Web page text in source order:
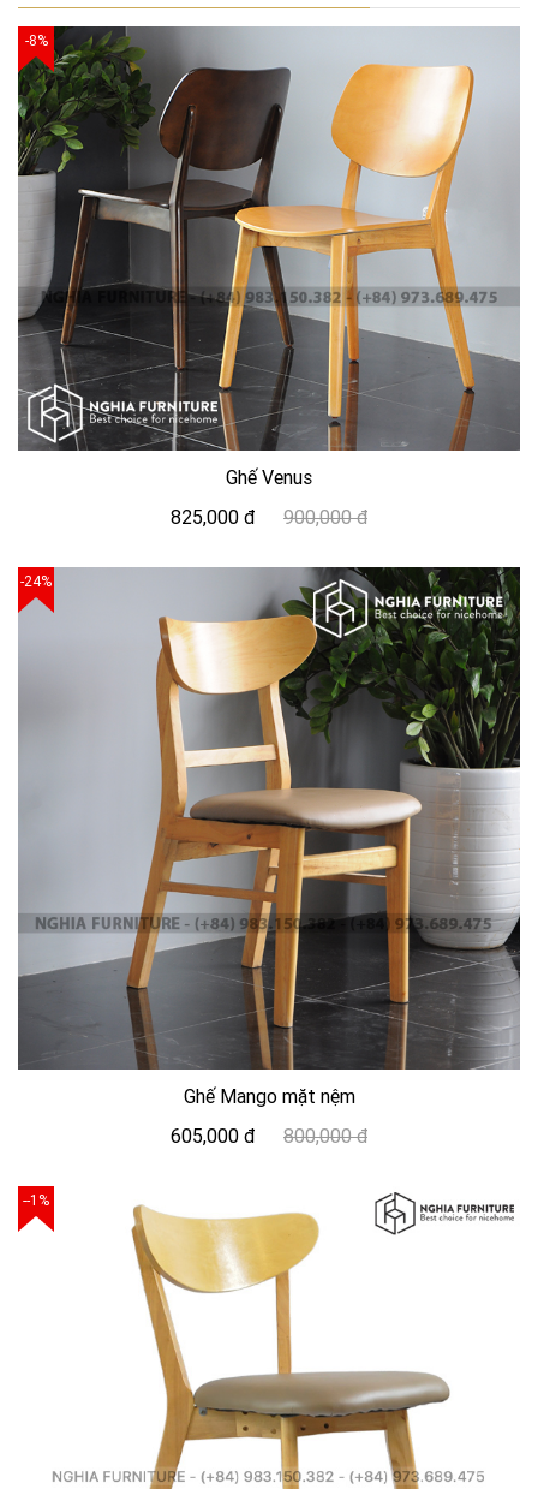
-8%
Ghế Venus
825,000 đ
900,000 đ
-24%
Ghế Mango mặt nệm
605,000 đ
800,000 đ
--1%